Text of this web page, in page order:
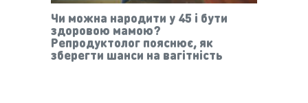
Чи можна народити у 45 і бути
здоровою мамою?
Репродуктолог пояснює, як
зберегти шанси на вагітність